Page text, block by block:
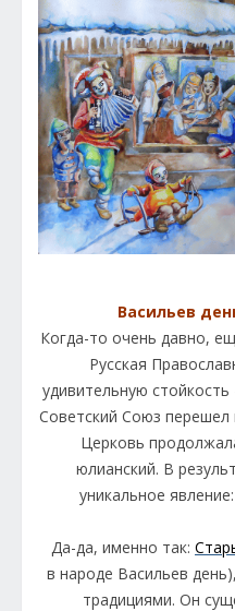
Васильев
Когда-то очень давно,
Русская
удивительную
Советский Союз перешел
Церковь
юлианский. В
уникальное
Да-да, именно так:
в народе Васильев
традициями. Он